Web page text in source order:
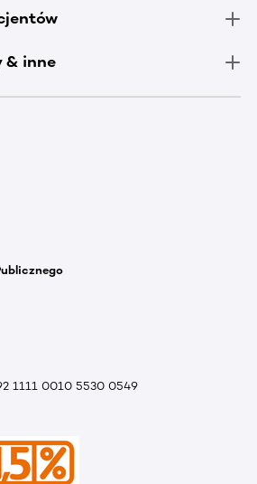
& inne
1111 0010 5530 0549